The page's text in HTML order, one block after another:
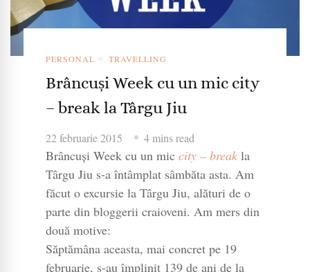
PERSONAL TRAVELLING
Brâncuși Week cu un mic city
– break la Târgu Jiu
22 februarie 2015 4 mins read
Brâncuși Week cu un mic city – breakla
Târgu Jiu s-a întâmplat sâmbăta asta. Am
făcut o excursie la Târgu Jiu, alături de o
parte din bloggerii craioveni. Am mers din
două motive:
Săptămâna aceasta, mai concret pe 19
februarie, s-au împlinit 139 de ani de la